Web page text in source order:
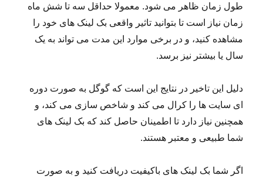
طول زمان ظاهر می شود. معمولا حداقل سه تا شش ماه
زمان نیاز است تا بتوانید تاثیر واقعی بک لینک های خود را
مشاهده کنید، و در برخی موارد این مدت می تواند به یک
سال یا بیشتر نیز برسد.
دلیل این تاخیر در نتایج این است که گوگل به صورت دوره
ای سایت ها را کرال می کند و شاخص سازی می کند، و
همچنین نیاز دارد تا اطمینان حاصل کند که بک لینک های
شما طبیعی و معتبر هستند.
اگر شما بک لینک های باکیفیت دریافت کنید و به صورت